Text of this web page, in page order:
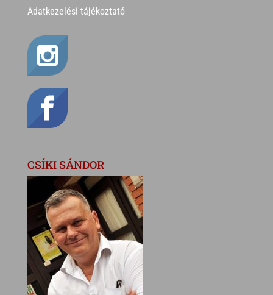
Adatkezelési tájékoztató
CSÍKI SÁNDOR